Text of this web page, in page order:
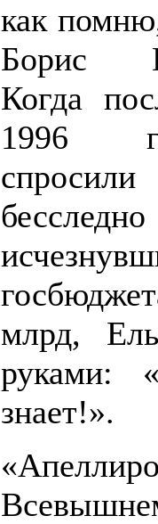
как
Борис
Когда
1996
бесследно
млрд,
руками:
знает!».